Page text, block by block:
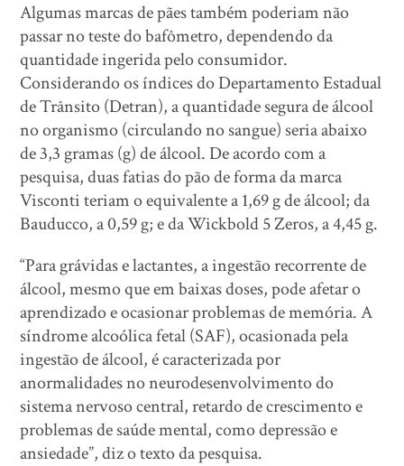
Algumas marcas de pães também poderiam não
passar no teste do bafômetro, dependendo da
quantidade ingerida pelo consumidor.
Considerando os índices do Departamento Estadual
de Trânsito (Detran), a quantidade segura de álcool
no organismo (circulando no sangue) seria abaixo
de 3,3 gramas (g) de álcool. De acordo com a
pesquisa, duas fatias do pão de forma da marca
Visconti teriam o equivalente a 1,69 g de álcool; da
Bauducco, a 0,59 g; e da Wickbold 5 Zeros, a 4,45 g.
“Para grávidas e lactantes, a ingestão recorrente de
álcool, mesmo que em baixas doses, pode afetar o
aprendizado e ocasionar problemas de memória. A
síndrome alcoólica fetal (SAF), ocasionada pela
ingestão de álcool, é caracterizada por
anormalidades no neurodesenvolvimento do
sistema nervoso central, retardo de crescimento e
problemas de saúde mental, como depressão e
ansiedade”, diz o texto da pesquisa.